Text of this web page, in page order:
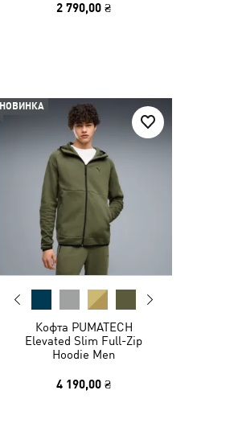
2 790,00 ₴
НОВИНКА
Кофта PUMATECH
Elevated Slim Full-Zip
Hoodie Men
4 190,00 ₴